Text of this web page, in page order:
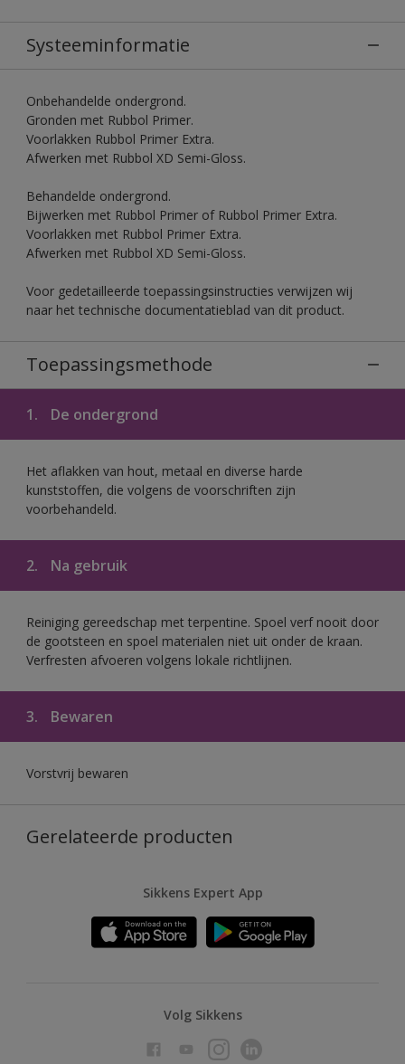
Systeeminformatie
Onbehandelde ondergrond.
Gronden met Rubbol Primer.
Voorlakken Rubbol Primer Extra.
Afwerken met Rubbol XD Semi-Gloss.
Behandelde ondergrond.
Bijwerken met Rubbol Primer of Rubbol Primer Extra.
Voorlakken met Rubbol Primer Extra.
Afwerken met Rubbol XD Semi-Gloss.
Voor gedetailleerde toepassingsinstructies verwijzen wij
naar het technische documentatieblad van dit product.
Toepassingsmethode
1. De ondergrond
Het aflakken van hout, metaal en diverse harde
kunststoffen, die volgens de voorschriften zijn
voorbehandeld.
2. Na gebruik
Reiniging gereedschap met terpentine. Spoel verf nooit door
de gootsteen en spoel materialen niet uit onder de kraan.
Verfresten afvoeren volgens lokale richtlijnen.
3. Bewaren
Vorstvrij bewaren
Gerelateerde producten
Sikkens Expert App
Volg Sikkens